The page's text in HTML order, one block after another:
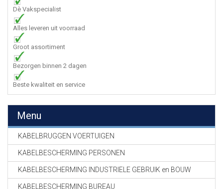
Dè Vakspecialist
Alles leveren uit voorraad
Groot assortiment
Bezorgen binnen 2 dagen
Beste kwaliteit en service
Menu
KABELBRUGGEN VOERTUIGEN
KABELBESCHERMING PERSONEN
KABELBESCHERMING INDUSTRIELE GEBRUIK en BOUW
KABELBESCHERMING BUREAU